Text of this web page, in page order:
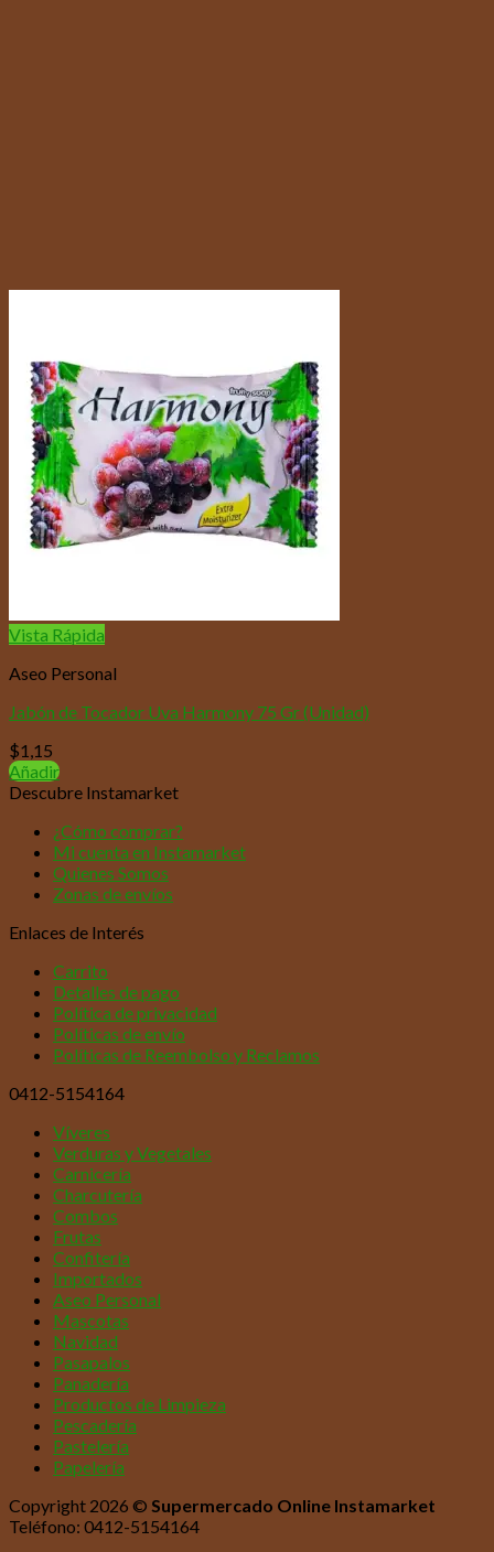
Vista Rápida
Aseo Personal
Jabón de Tocador Uva Harmony 75 Gr (Unidad)
$1,15
Añadir
Descubre Instamarket
¿Cómo comprar?
Mi cuenta en Instamarket
Quienes Somos
Zonas de envíos
Enlaces de Interés
Carrito
Detalles de pago
Política de privacidad
Políticas de envío
Políticas de Reembolso y Reclamos
0412-5154164
Víveres
Verduras y Vegetales
Carnicería
Charcutería
Combos
Frutas
Confitería
Importados
Aseo Personal
Mascotas
Navidad
Pasapalos
Panadería
Productos de Limpieza
Pescadería
Pastelería
Papelería
Copyright 2026 © Supermercado Online Instamarket
Teléfono: 0412-5154164